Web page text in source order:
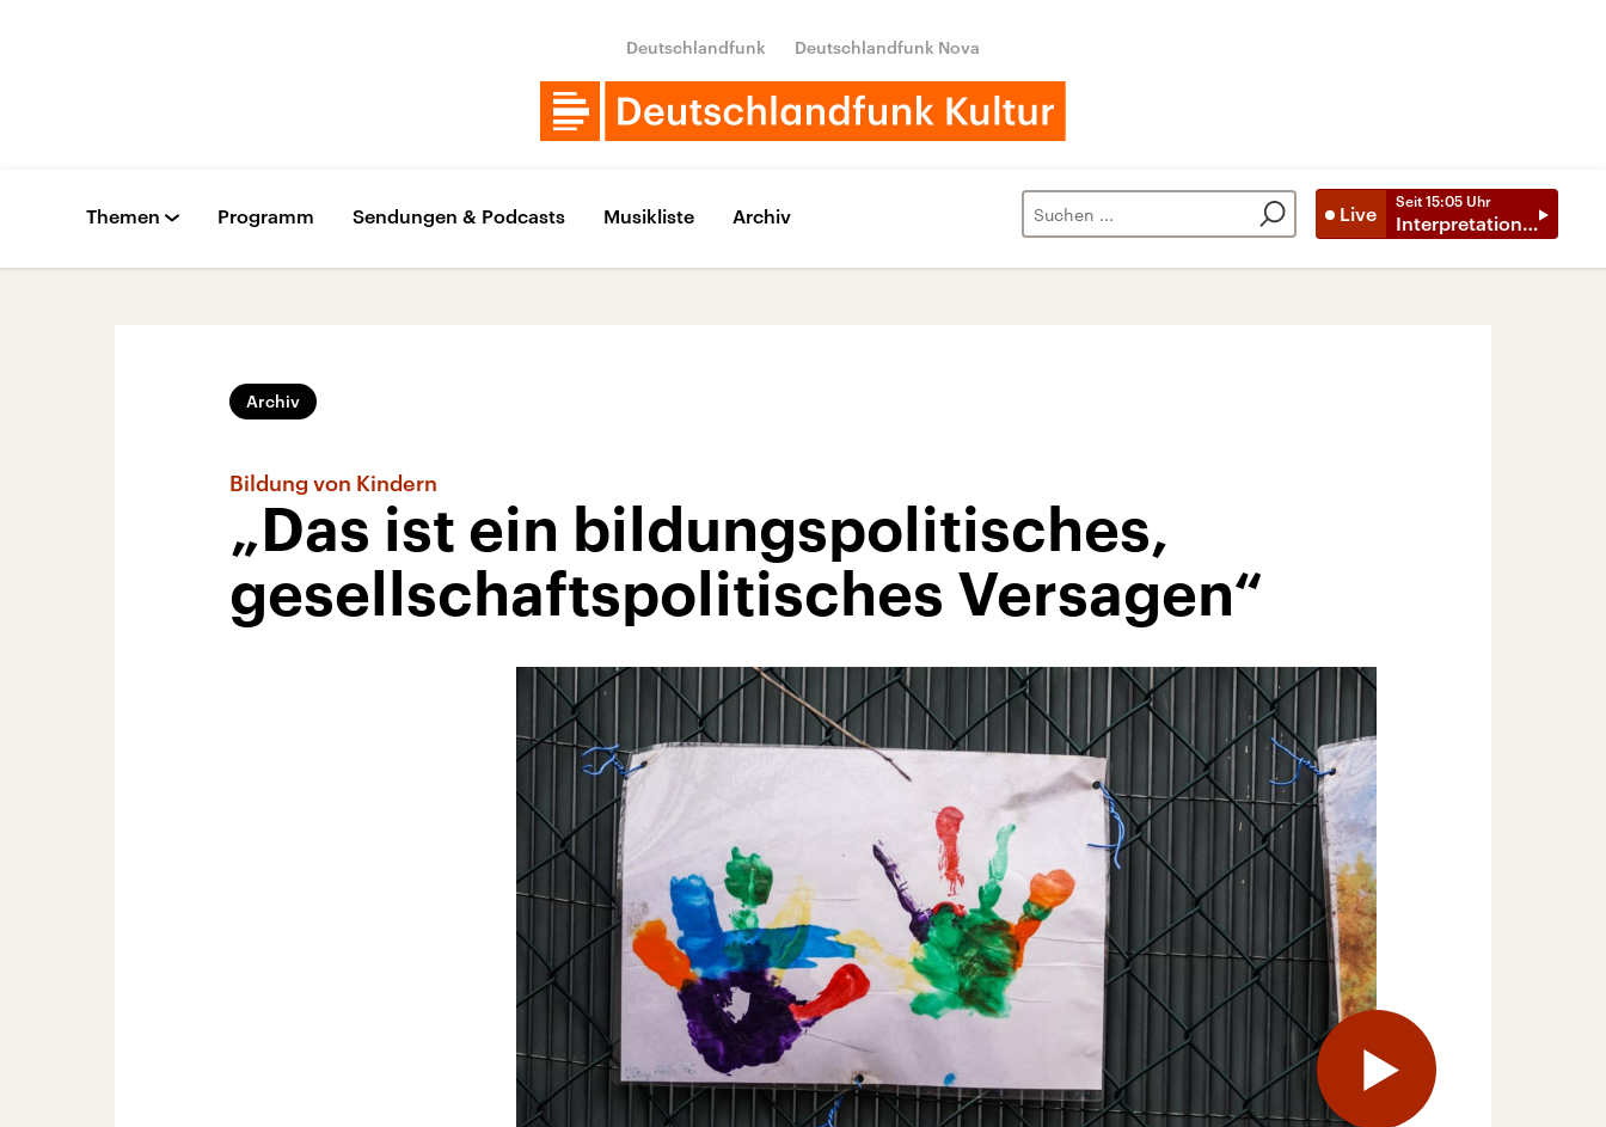
Deutschlandfunk Deutschlandfunk Nova
Live
Seit 15:05 Uhr
Interpretationen
Themen Programm Sendungen & Podcasts Musikliste Archiv
Archiv
Bildung von Kindern
„Das ist ein bildungspolitisches,
gesellschaftspolitisches Versagen“